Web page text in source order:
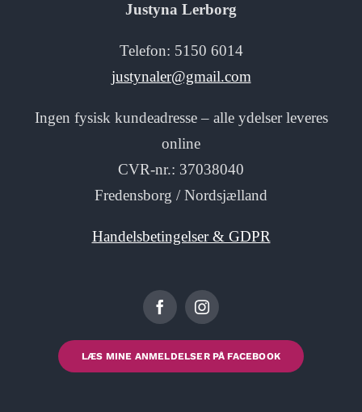
Justyna Lerborg
Telefon: 5150 6014
justynaler@gmail.com
Ingen fysisk kundeadresse – alle ydelser leveres
online
CVR-nr.: 37038040
Fredensborg / Nordsjælland
Handelsbetingelser & GDPR
LÆS MINE ANMELDELSER PÅ FACEBOOK